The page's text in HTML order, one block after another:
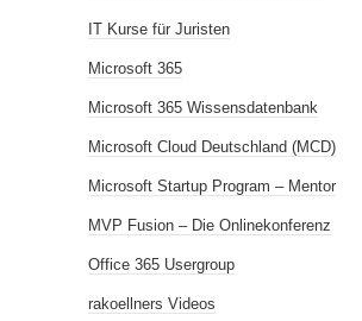
IT Kurse für Juristen
Microsoft 365
Microsoft 365 Wissensdatenbank
Microsoft Cloud Deutschland (MCD)
Microsoft Startup Program – Mentor
MVP Fusion – Die Onlinekonferenz
Office 365 Usergroup
rakoellners Videos